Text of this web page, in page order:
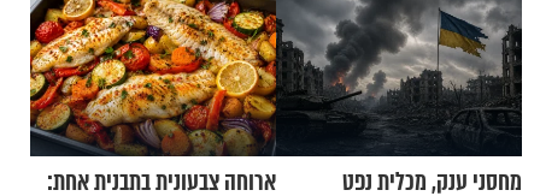
מחסני ענק, מכלית נפט
ארוחה צבעונית בתבנית אחת: